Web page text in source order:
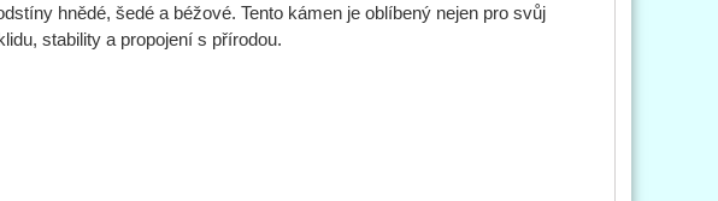
hnědé, šedé a béžové. Tento kámen je oblíbený nejen pro svůj
stability a propojení s přírodou.